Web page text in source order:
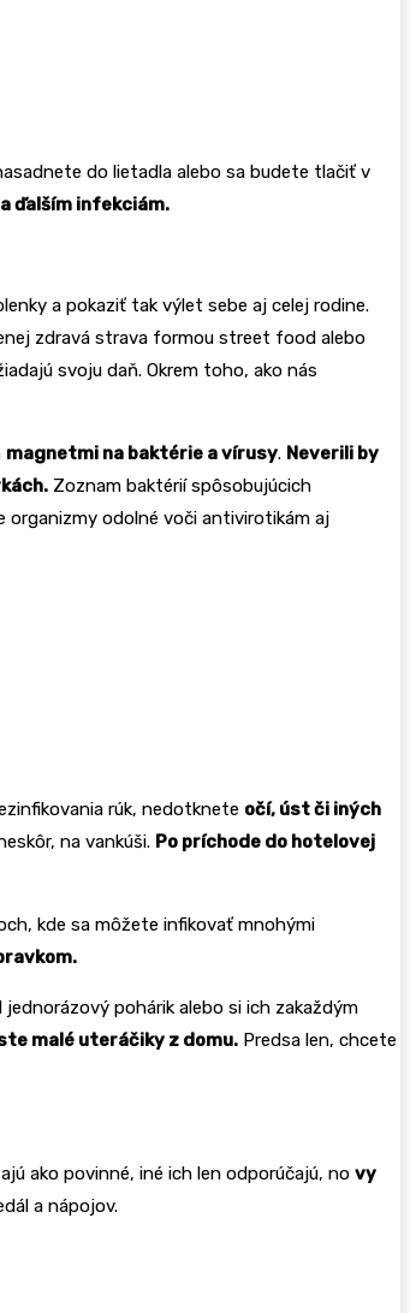
do lietadla alebo sa budete tlačiť v
ďalším infekciám.
a pokaziť tak výlet sebe aj celej rodine.
zdravá strava formou street food alebo
svoju daň. Okrem toho, ako nás
magnetmi na baktérie a vírusy. Neverili by
Zoznam baktérií spôsobujúcich
organizmy odolné voči antivirotikám aj
rúk, nedotknete očí, úst či iných
na vankúši. Po príchode do hotelovej
kde sa môžete infikovať mnohými
pohárik alebo si ich zakaždým
malé uteráčiky z domu. Predsa len, chcete
ako povinné, iné ich len odporúčajú, no vy
a nápojov.